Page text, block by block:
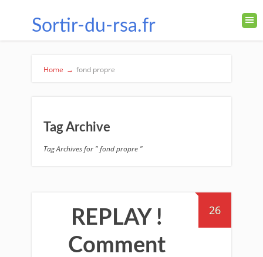
Sortir-du-rsa.fr
Home → fond propre
Tag Archive
Tag Archives for " fond propre "
26
REPLAY !
Comment